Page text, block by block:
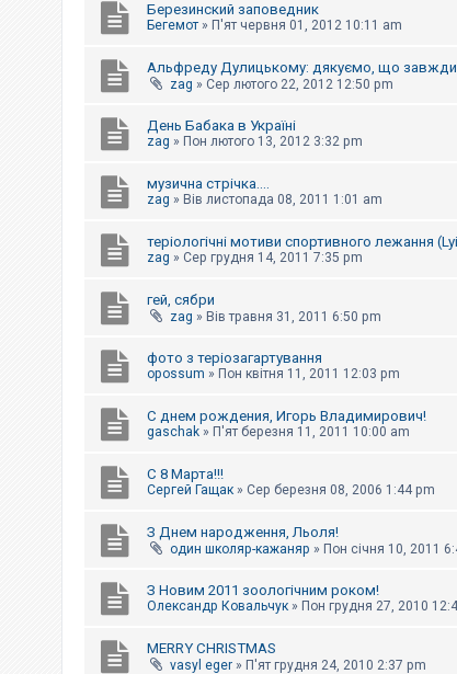
Березинский заповедник
Бегемот » П'ят червня 01, 2012 10:11 am
Альфреду Дулицькому: дякуємо, що завжди
zag » Сер лютого 22, 2012 12:50 pm
День Бабака в Україні
zag » Пон лютого 13, 2012 3:32 pm
музична стрічка....
zag » Вів листопада 08, 2011 1:01 am
теріологічні мотиви спортивного лежання
zag » Сер грудня 14, 2011 7:35 pm
гей, сябри
zag » Вів травня 31, 2011 6:50 pm
фото з теріозагартування
opossum » Пон квітня 11, 2011 12:03 pm
С днем рождения, Игорь Владимирович!
gaschak » П'ят березня 11, 2011 10:00 am
С 8 Марта!!!
Сергей Гащак » Сер березня 08, 2006 1:44 pm
З Днем народження, Льоля!
один школяр-кажаняр » Пон січня 10, 2011
З Новим 2011 зоологічним роком!
Олександр Ковальчук » Пон грудня 27, 2010
MERRY CHRISTMAS
vasyl eger » П'ят грудня 24, 2010 2:37 pm